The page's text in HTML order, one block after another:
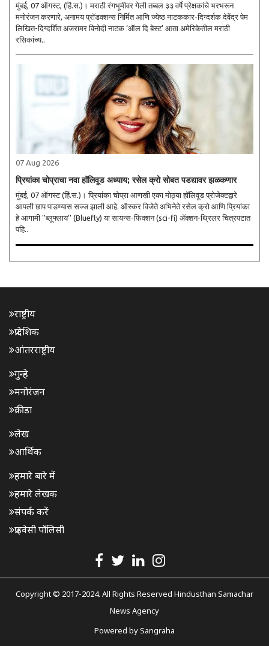
मुंबई, 07 ऑगस्ट, (हिं.स.)। मराठी रंगभूमीवर गेली तब्बल ३३ वर्षे प्रेक्षकांचे भरभरून
मनोरंजन करणारे, अनामय प्रॉडक्शन्स निर्मित आणि ज्येष्ठ नाटककार-दिग्दर्शक देवेंद्र पेम
लिखित-दिग्दर्शित अजरामर विनोदी नाटक ‘ऑल दि बेस्ट’ आता अमेरिकेतील मराठी
रसिकांच्य..
07 Aug 2026
प्रियांका चोप्राचा नवा हॉलिवूड अध्याय; रसेल क्रो सोबत पडद्यावर झळकणार
मुंबई, 07 ऑगस्ट (हिं.स.)। प्रियांका चोप्रा आणखी एका मोठ्या हॉलिवूड प्रोजेक्टद्वारे
आपली छाप पाडण्यास सज्ज झाली आहे. ऑस्कर विजेते अभिनेते रसेल क्रो आणि प्रियांका
हे आगामी ''ब्लूफ्लाय'' (Bluefly) या सायन्स-फिक्शन (sci-fi) ॲक्शन-थ्रिलर चित्रपटात
पहि..
राष्ट्रीय
प्रादेशिक
आंतरराष्ट्रीय
गुन्हे
मनोरंजन
क्रीडा
लेख
आर्थिक
हमारे बारे में
हमारे लेखक
संपर्क करें
प्राइवेसी पॉलिसी
Copyright © 2017-2024. All Rights Reserved Hindusthan Samachar
News Agency
Powered bySangraha